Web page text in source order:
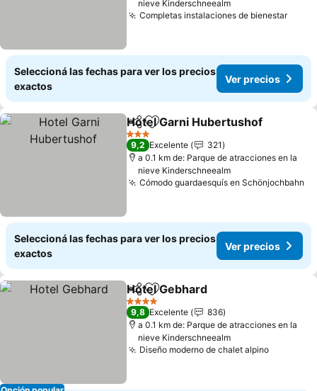
nieve Kinderschneealm
Completas instalaciones de bienestar
Seleccioná las fechas para ver los precios
exactos
Ver precios
CompartirAñadir a favoritos
Hotel Garni Hubertushof
3 Estrellas
9,2 Excelente
321
a 0.1 km de: Parque de atracciones en la
nieve Kinderschneealm
Cómodo guardaesquís en Schönjochbahn
Seleccioná las fechas para ver los precios
exactos
Ver precios
CompartirAñadir a favoritos
Hotel Gebhard
4 Estrellas
9,8 Excelente
836
a 0.1 km de: Parque de atracciones en la
nieve Kinderschneealm
Diseño moderno de chalet alpino